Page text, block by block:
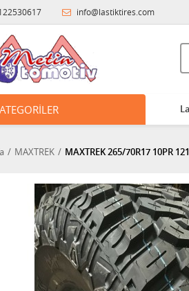
info@lastiktires.com
MAXTREK MAXTREK 265/70R17 10PR